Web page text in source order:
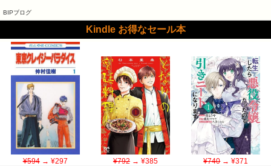
BIPブログ
Kindle お得なセール本
¥594→ ¥297 ¥792→ ¥385 ¥740→ ¥371